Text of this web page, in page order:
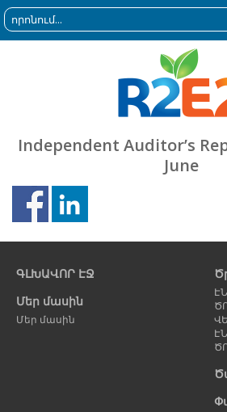
Independent Auditor’s
June
էջ
ԳԼԽԱՎՈՐ ԷՋ
Մեր մասին
Մեր մասին